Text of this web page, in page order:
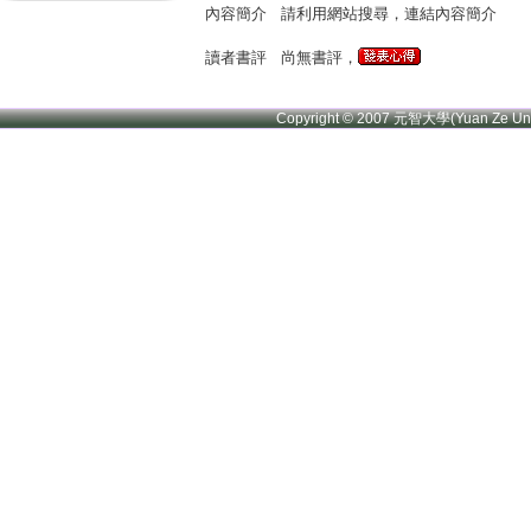
內容簡介 請利用網站搜尋，連結內容簡介
讀者書評 尚無書評，
Copyright © 2007 元智大學(Yuan Ze